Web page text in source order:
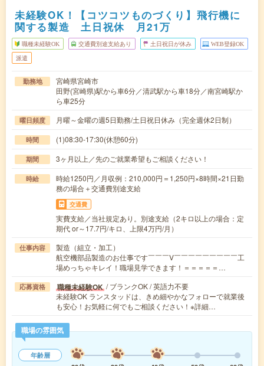
未経験OK！【コツコツものづくり】飛行機に
関する製造 土日祝休 月21万
職種未経験OK 交通費別途支給あり 土日祝日が休み WEB登録OK
派遣
勤務地
宮崎県宮崎市
田野(宮崎県)駅から車6分／清武駅から車18分／南宮崎駅か
ら車25分
曜日頻度 月曜～金曜の週5日勤務/土日祝日休み（完全週休2日制）
時間 (1)08:30-17:30(休憩60分)
期間 3ヶ月以上／先のご就業希望もご相談ください！
時給
時給1250円／月収例：210,000円＝1,250円×8時間×21日勤
務の場合＋交通費別途支給
交通費
実費支給／当社規定あり。別途支給（2キロ以上の場合：定
期代 or～17.7円/キロ、上限4万円/月）
仕事内容
製造（組立・加工）
航空機部品製造のお仕事です￣￣￣V￣￣￣￣￣￣￣￣￣工
場めっちゃキレイ！職場見学できます！＝＝＝＝＝…
応募資格 職種未経験OK / ブランクOK / 英語力不要
未経験OK ランスタッドは、きめ細やかなフォローで就業後
も安心！お気軽に何でもご相談ください！※詳細…
職場の雰囲気
年齢層